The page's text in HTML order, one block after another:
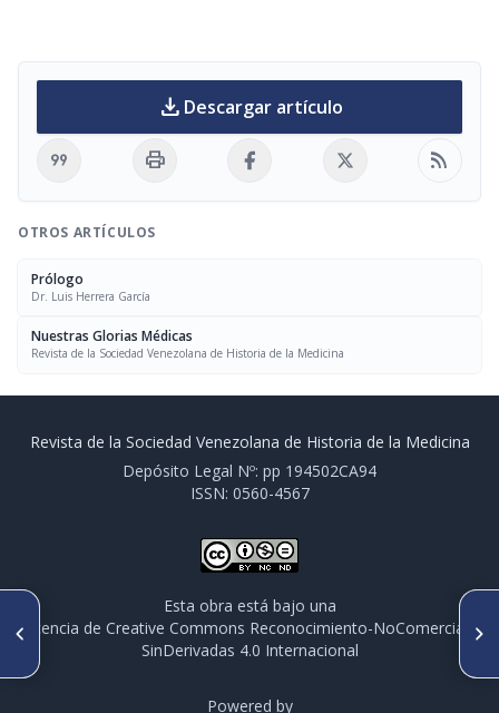
download Descargar artículo
format_quote print rss_feed
OTROS ARTÍCULOS
Prólogo
Dr. Luis Herrera García
Nuestras Glorias Médicas
Revista de la Sociedad Venezolana de Historia de la Medicina
ARTÍCULO ANTERIOR
Trabajos antiguos de historia
médica venezolana
SIGUIENTE ARTÍCULO
Almanaque de historia médica
Revista de la Sociedad Venezolana de Historia de la Medicina
Depósito Legal Nº: pp 194502CA94
ISSN: 0560-4567
Esta obra está bajo una
licencia de Creative Commons Reconocimiento-NoComercial-
SinDerivadas 4.0 Internacional
Powered by